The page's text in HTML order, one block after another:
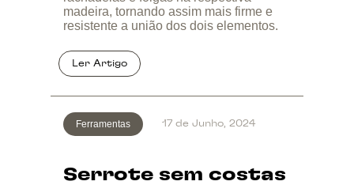
madeira, tornando assim mais firme e
resistente a união dos dois elementos.
Ferramentas
Serrote sem costas
17 de Junho, 2024